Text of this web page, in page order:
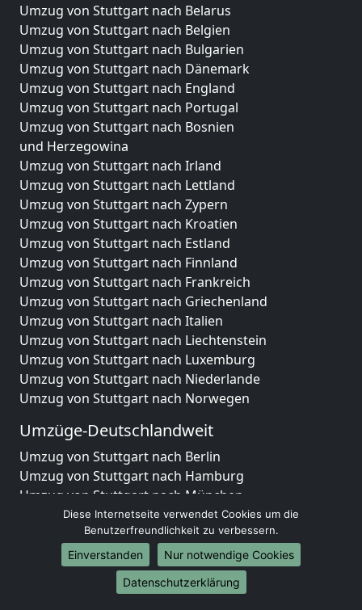
Umzug von Stuttgart nach Belarus
Umzug von Stuttgart nach Belgien
Umzug von Stuttgart nach Bulgarien
Umzug von Stuttgart nach Dänemark
Umzug von Stuttgart nach England
Umzug von Stuttgart nach Portugal
Umzug von Stuttgart nach Bosnien
und Herzegowina
Umzug von Stuttgart nach Irland
Umzug von Stuttgart nach Lettland
Umzug von Stuttgart nach Zypern
Umzug von Stuttgart nach Kroatien
Umzug von Stuttgart nach Estland
Umzug von Stuttgart nach Finnland
Umzug von Stuttgart nach Frankreich
Umzug von Stuttgart nach Griechenland
Umzug von Stuttgart nach Italien
Umzug von Stuttgart nach Liechtenstein
Umzug von Stuttgart nach Luxemburg
Umzug von Stuttgart nach Niederlande
Umzug von Stuttgart nach Norwegen
Umzüge-Deutschlandweit
Umzug von Stuttgart nach Berlin
Umzug von Stuttgart nach Hamburg
Umzug von Stuttgart nach München
Umzug von Stuttgart nach Köln
Umzug von Stuttgart nach Frankfurt am Main
Umzug von Stuttgart nach Stuttgart
Umzug von Stuttgart nach Düsseldorf
Umzug von Stuttgart nach Leipzig
Diese Internetseite verwendet Cookies um die
Benutzerfreundlichkeit zu verbessern.
Einverstanden
Nur notwendige Cookies
Datenschutzerklärung